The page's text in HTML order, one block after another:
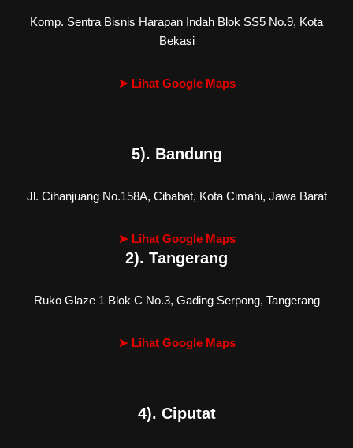
Komp. Sentra Bisnis Harapan Indah Blok SS5 No.9, Kota
Bekasi
➤ Lihat Google Maps
5). Bandung
Jl. Cihanjuang No.158A, Cibabat, Kota Cimahi, Jawa Barat
➤ Lihat Google Maps
2). Tangerang
Ruko Glaze 1 Blok C No.3, Gading Serpong, Tangerang
➤ Lihat Google Maps
4). Ciputat